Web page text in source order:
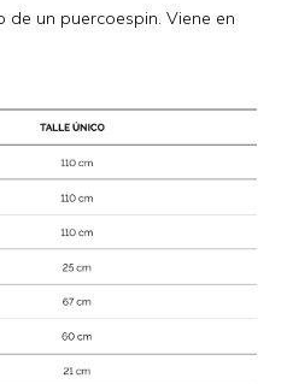
de un puercoespin. Viene en